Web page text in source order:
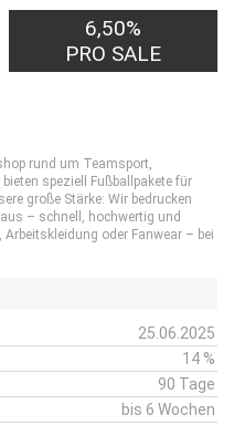
6,50%
PRO SALE
rund um Teamsport,
speziell Fußballpakete für
große Stärke: Wir bedrucken
– schnell, hochwertig und
oder Fanwear – bei
25.06.2025
14 %
90 Tage
bis 6 Wochen